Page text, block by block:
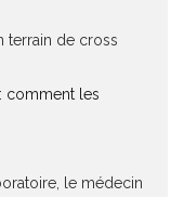
terrain de cross
comment les
le médecin